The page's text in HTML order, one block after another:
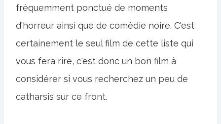
fréquemment ponctué de moments
d'horreur ainsi que de comédie noire. C'est
certainement le seul film de cette liste qui
vous fera rire, c'est donc un bon film à
considérer si vous recherchez un peu de
catharsis sur ce front.